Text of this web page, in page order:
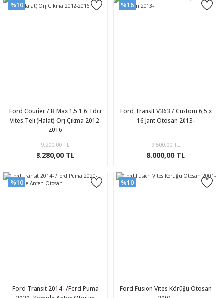
%10
Ford Courier / B Max 1.5 1.6 Tdcı
Vites Teli (Halat) Orj Çıkma 2012-
2016
9.200,00 TL
8.280,00 TL
%16
Ford Transit V363 / Custom 6,5 x
16 Jant Otosan 2013-
9.500,00 TL
8.000,00 TL
%10
Ford Transit 2014- /Ford Puma
%10
Ford Fusion Vites Körüğü Otosan